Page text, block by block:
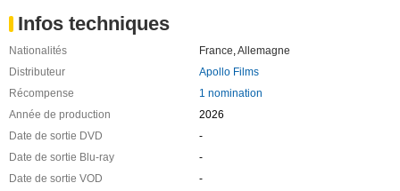
Infos techniques
Nationalités France,Allemagne
Distributeur
Apollo Films
Récompense
1 nomination
Année de production
2026
Date de sortie DVD
-
Date de sortie Blu-ray
-
Date de sortie VOD
-